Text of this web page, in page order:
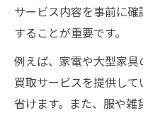
サービス内容を事前に
することが重要です。
例えば、家電や大型家
買取サービスを提供し
省けます。また、服や